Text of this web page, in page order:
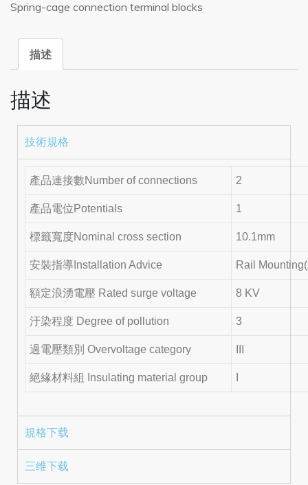
Spring-cage connection terminal blocks
描述
描述
技術規格
產品連接數Number of connections 2
產品電位Potentials 1
標籤寬度Nominal cross section 10.1mm
安裝指導Installation Advice Rail
額定浪湧電壓 Rated surge voltage 8 KV
汙染程度 Degree of pollution 3
過電壓類別 Overvoltage category
絕緣材料組 Insulating material group
規格下载
三维下载